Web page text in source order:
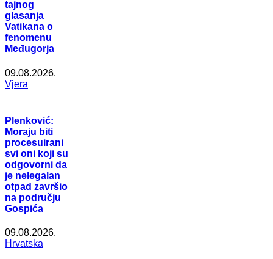
tajnog
glasanja
Vatikana o
fenomenu
Međugorja
09.08.2026.
Vjera
Plenković:
Moraju biti
procesuirani
svi oni koji su
odgovorni da
je nelegalan
otpad završio
na području
Gospića
09.08.2026.
Hrvatska